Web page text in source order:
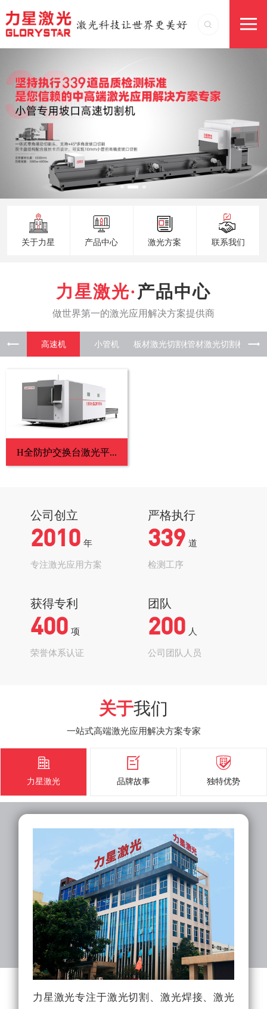
关于力星 产品中心 激光方案 联系我们
产品中心
高速机 小管机 板材激光 管材激光 板管
H全防护交换台激光平...
公司创立
2010 年
专注激光应用方案
严格执行
339 道
检测工序
获得专利
400 项
荣誉体系认证
团队
200 人
公司团队人员
关于我们
一站式高端激光应用解决方案专家

力星激光

品牌故事

独特优势
力星激光专注于激光切割、激光焊接、激光